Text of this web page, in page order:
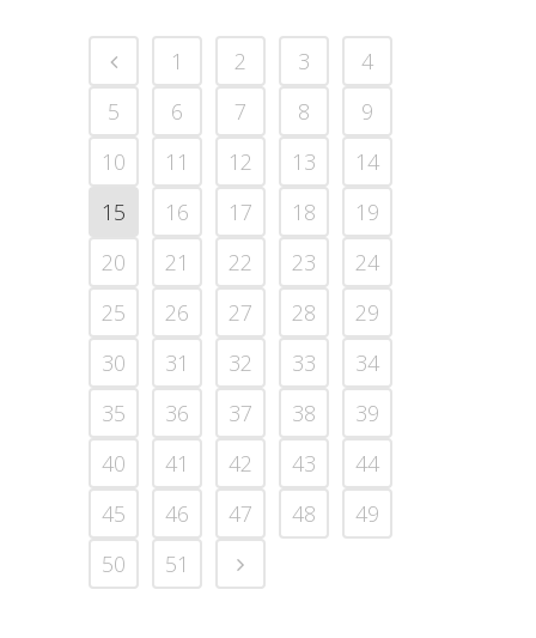
1 2 3
4
5
6 7 8
9
10
11 12 13
14
15
16 17 18
19
20
21 22 23
24
25
26 27 28
29
30
31 32 33
34
35
36 37 38
39
40
41 42 43
44
45
46 47 48
49
50
51